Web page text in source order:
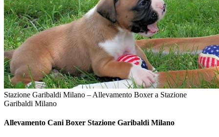
Stazione Garibaldi Milano – Allevamento Boxer a Stazione
Garibaldi Milano
Allevamento Cani Boxer Stazione Garibaldi Milano